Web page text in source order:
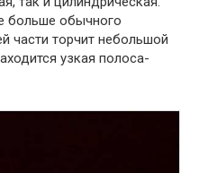
больше обычного
части торчит небольшой
узкая полоса-